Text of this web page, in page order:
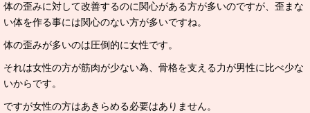
体の歪みに対して改善するのに関心がある方が多いのですが、歪まな
い体を作る事には関心のない方が多いですね。
体の歪みが多いのは圧倒的に女性です。
それは女性の方が筋肉が少ない為、骨格を支える力が男性に比べ少な
いからです。
ですが女性の方はあきらめる必要はありません。